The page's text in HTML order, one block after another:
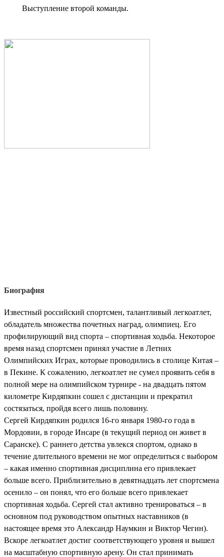
Выступление второй команды.
Биография
Известный российский спортсмен, талантливый легкоатлет,
обладатель множества почетных наград, олимпиец. Его
профилирующий вид спорта – спортивная ходьба. Некоторое
время назад спортсмен принял участие в Летних
Олимпийских Играх, которые проводились в столице Китая –
в Пекине. К сожалению, легкоатлет не сумел проявить себя в
полной мере на олимпийском турнире - на двадцать пятом
километре Кирдяпкин сошел с дистанции и прекратил
состязаться, пройдя всего лишь половину.
Сергей Кирдяпкин родился 16-го января 1980-го года в
Мордовии, в городе Инсаре (в текущий период он живет в
Саранске). С раннего детства увлекся спортом, однако в
течение длительного времени не мог определиться с выбором
– какая именно спортивная дисциплина его привлекает
больше всего. Приблизительно в девятнадцать лет спортсмена
осенило – он понял, что его больше всего привлекает
спортивная ходьба. Сергей стал активно тренироваться – в
основном под руководством опытных наставников (в
настоящее время это Александр Наумкин и Виктор Чегин).
Вскоре легкоатлет достиг соответствующего уровня и вышел
на масштабную спортивную арену. Он стал принимать